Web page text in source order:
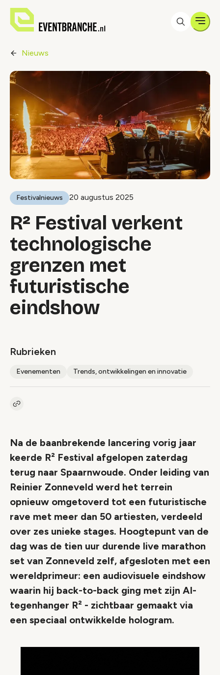
Nieuws
Festivalnieuws 20 augustus 2025
R² Festival verkent
technologische
grenzen met
futuristische
eindshow
Rubrieken
Evenementen Trends, ontwikkelingen en innovatie
Kopieer link naar artikel
Na de baanbrekende lancering vorig jaar
keerde R² Festival afgelopen zaterdag
terug naar Spaarnwoude. Onder leiding van
Reinier Zonneveld werd het terrein
opnieuw omgetoverd tot een futuristische
rave met meer dan 50 artiesten, verdeeld
over zes unieke stages. Hoogtepunt van de
dag was de tien uur durende live marathon
set van Zonneveld zelf, afgesloten met een
wereldprimeur: een audiovisuele eindshow
waarin hij back-to-back ging met zijn AI-
tegenhanger R² - zichtbaar gemaakt via
een speciaal ontwikkelde hologram.